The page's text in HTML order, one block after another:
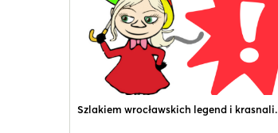
Szlakiem wrocławskich legend i krasnali.